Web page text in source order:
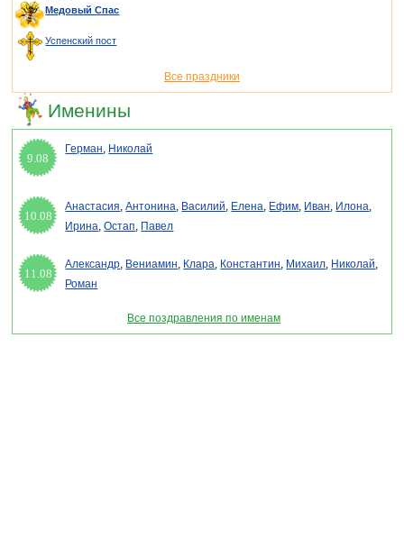
Медовый Спас
Успенский пост
Все праздники
Именины
9.08
Герман, Николай
10.08
Анастасия,Антонина, Василий, Елена, Ефим, Иван, Илона,
Ирина,Остап, Павел
11.08
Александр, Вениамин, Клара, Константин, Михаил, Николай,
Роман
Все поздравления по именам